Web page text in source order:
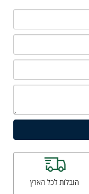
הובלות לכל הארץ